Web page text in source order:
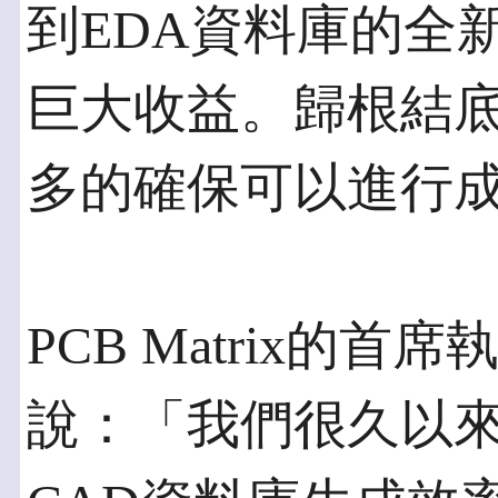
到EDA資料庫的全
巨大收益。歸根結
多的確保可以進行
PCB Matrix的首席
說：「我們很久以